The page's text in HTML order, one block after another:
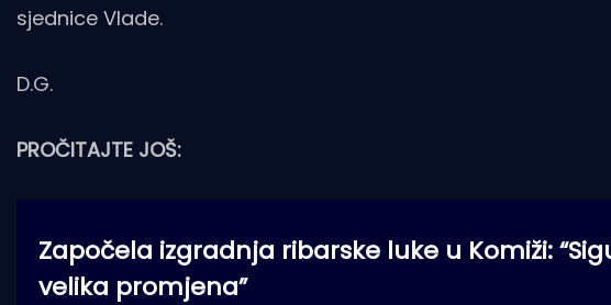
sjednice Vlade.
D.G.
PROČITAJTE JOŠ:
Započela izgradnja ribarske luke u Komiži:
velika promjena”